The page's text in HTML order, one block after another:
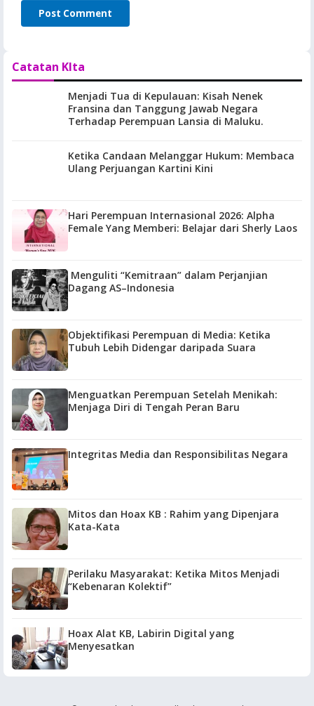
Catatan KIta
Menjadi Tua di Kepulauan: Kisah Nenek
Fransina dan Tanggung Jawab Negara
Terhadap Perempuan Lansia di Maluku.
Ketika Candaan Melanggar Hukum: Membaca
Ulang Perjuangan Kartini Kini
Hari Perempuan Internasional 2026: Alpha
Female Yang Memberi: Belajar dari Sherly Laos
Menguliti “Kemitraan” dalam Perjanjian
Dagang AS–Indonesia
Objektifikasi Perempuan di Media: Ketika
Tubuh Lebih Didengar daripada Suara
Menguatkan Perempuan Setelah Menikah:
Menjaga Diri di Tengah Peran Baru
Integritas Media dan Responsibilitas Negara
Mitos dan Hoax KB : Rahim yang Dipenjara
Kata-Kata
Perilaku Masyarakat: Ketika Mitos Menjadi
“Kebenaran Kolektif”
Hoax Alat KB, Labirin Digital yang
Menyesatkan